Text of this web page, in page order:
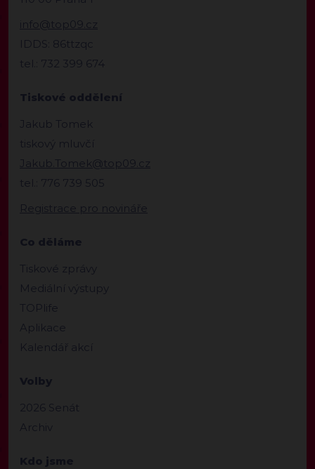
info@top09.cz
IDDS: 86ttzqc
tel.: 732 399 674
Tiskové oddělení
Jakub Tomek
tiskový mluvčí
Jakub.Tomek@top09.cz
tel.: 776 739 505
Registrace pro novináře
Co děláme
Tiskové zprávy
Mediální výstupy
TOPlife
Aplikace
Kalendář akcí
Volby
2026 Senát
Archiv
Kdo jsme